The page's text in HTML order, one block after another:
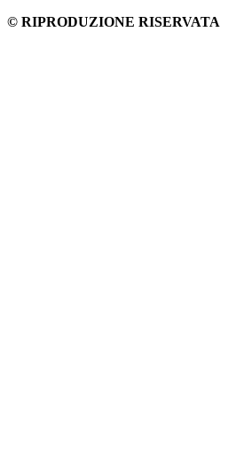
© RIPRODUZIONE RISERVATA